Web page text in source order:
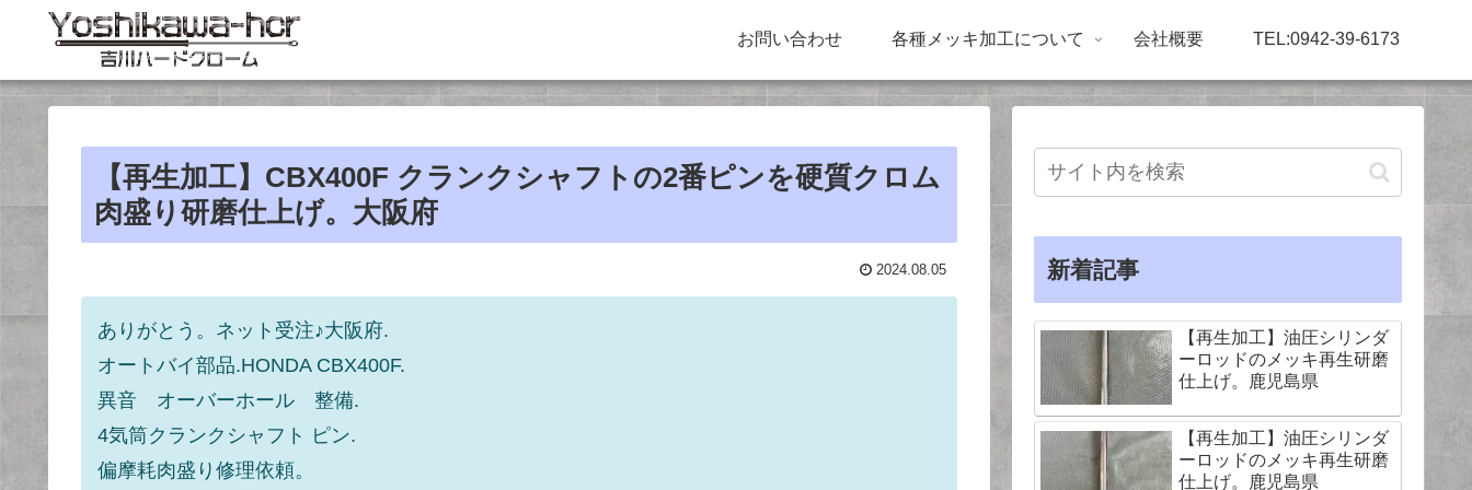
お問い合わせ 各種メッキ加工について 会社概要 TEL:0942-39-6173
【再生加工】CBX400F クランクシャフトの2番ピンを硬質クロム
肉盛り研磨仕上げ。大阪府
2024.08.05
ありがとう。ネット受注♪大阪府.
オートバイ部品.HONDA CBX400F.
異音 オーバーホール 整備.
4気筒クランクシャフト ピン.
偏摩耗肉盛り修理依頼。
新着記事
【再生加工】油圧シリンダ
ーロッドのメッキ再生研磨
仕上げ。鹿児島県
【再生加工】油圧シリンダ
ーロッドのメッキ再生研磨
仕上げ。鹿児島県